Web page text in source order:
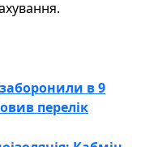
в 9
перелік